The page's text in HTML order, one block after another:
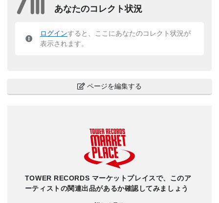
あなたのコレクト状況
ログインすると、ここにあなたのコレクト状況が
表示されます。
ページを編集する
TOWER RECORDS マーケットプレイスで、このア
ーティストの関連出品があるか確認してみましょう